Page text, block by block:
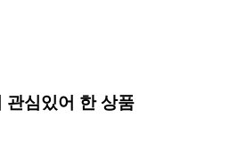
관심있어 한 상품